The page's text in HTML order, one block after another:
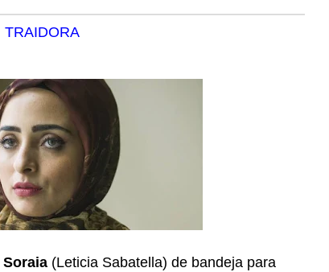
TRAIDORA
Soraia (Leticia Sabatella) de bandeja para